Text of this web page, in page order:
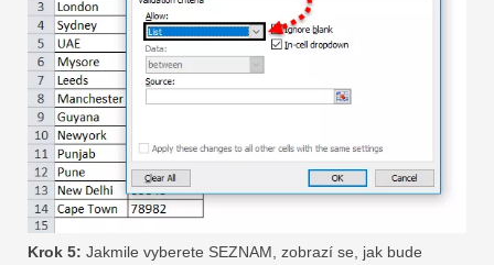
Krok 5: Jakmile vyberete SEZNAM, zobrazí se, jak bude